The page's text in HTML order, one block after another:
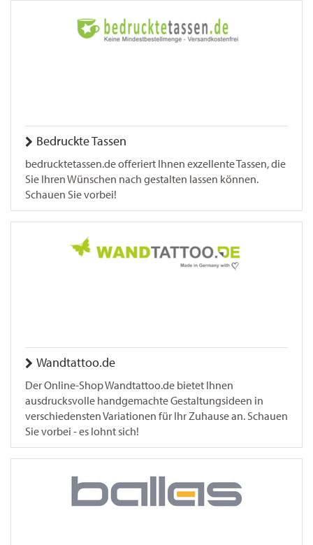
Bedruckte Tassen
bedrucktetassen.de offeriert Ihnen exzellente Tassen, die
Sie Ihren Wünschen nach gestalten lassen können.
Schauen Sie vorbei!
Wandtattoo.de
Der Online-Shop Wandtattoo.de bietet Ihnen
ausdrucksvolle handgemachte Gestaltungsideen in
verschiedensten Variationen für Ihr Zuhause an. Schauen
Sie vorbei - es lohnt sich!